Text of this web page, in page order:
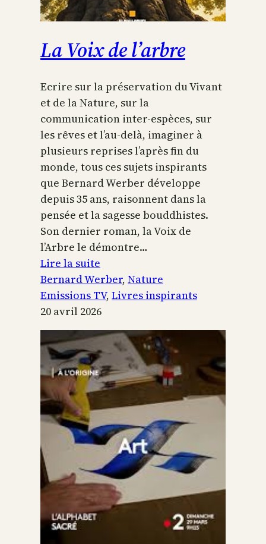
La Voix de l’arbre
Ecrire sur la préservation du Vivant
et de la Nature, sur la
communication inter-espèces, sur
les rêves et l’au-delà, imaginer à
plusieurs reprises l’après fin du
monde, tous ces sujets inspirants
que Bernard Werber développe
depuis 35 ans, raisonnent dans la
pensée et la sagesse bouddhistes.
Son dernier roman, la Voix de
l’Arbre le démontre…
Lire la suite
La
Voix
de
l’arbre
Bernard Werber, Nature
Emissions TV, Livres inspirants
20 avril 2026